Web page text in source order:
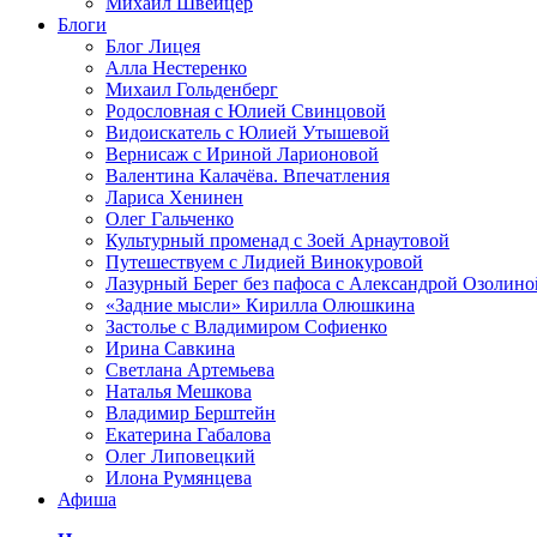
Блоги
Блог Лицея
Алла Нестеренко
Михаил Гольденберг
Родословная с Юлией Свинцовой
Видоискатель с Юлией Утышевой
Вернисаж с Ириной Ларионовой
Валентина Калачёва. Впечатления
Лариса Хенинен
Олег Гальченко
Культурный променад с Зоей Арнаутовой
Путешествуем с Лидией Винокуровой
Лазурный Берег без пафоса с Александрой
«Задние мысли» Кирилла Олюшкина
Застолье с Владимиром Софиенко
Ирина Савкина
Светлана Артемьева
Наталья Мешкова
Владимир Берштейн
Екатерина Габалова
Олег Липовецкий
Илона Румянцева
Афиша